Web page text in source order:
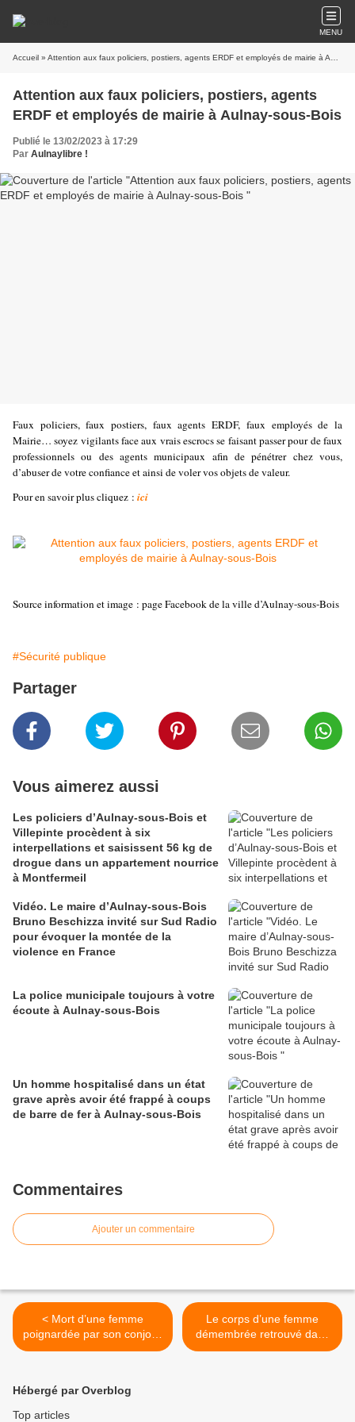
MENU
Accueil » Attention aux faux policiers, postiers, agents ERDF et employés de mairie à Aulnay-sous-Bois
Attention aux faux policiers, postiers, agents
ERDF et employés de mairie à Aulnay-sous-Bois
Publié le 13/02/2023 à 17:29
Par Aulnaylibre !
Faux policiers, faux postiers, faux agents ERDF, faux employés de la
Mairie… soyez vigilants face aux vrais escrocs se faisant passer pour de faux
professionnels ou des agents municipaux afin de pénétrer chez vous,
d’abuser de votre confiance et ainsi de voler vos objets de valeur.
Pour en savoir plus cliquez : ici
Source information et image : page Facebook de la ville d’Aulnay-sous-Bois
#Sécurité publique
Partager
Vous aimerez aussi
Les policiers d’Aulnay-sous-Bois et
Villepinte procèdent à six
interpellations et saisissent 56 kg de
drogue dans un appartement nourrice
à Montfermeil
Vidéo. Le maire d’Aulnay-sous-Bois
Bruno Beschizza invité sur Sud Radio
pour évoquer la montée de la
violence en France
La police municipale toujours à votre
écoute à Aulnay-sous-Bois
Un homme hospitalisé dans un état
grave après avoir été frappé à coups
de barre de fer à Aulnay-sous-Bois
Commentaires
Ajouter un commentaire
< Mort d’une femme
poignardée par son conjoint
à Sevran
Le corps d’une femme
démembrée retrouvé dans
le parc des Buttes-
Hébergé par Overblog
Top articles